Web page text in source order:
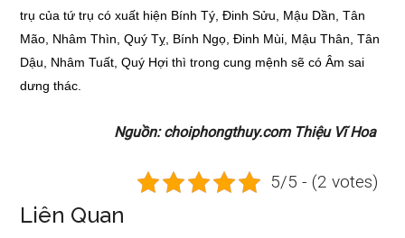
trụ của tứ trụ có xuất hiện Bính Tý, Đinh Sửu, Mậu Dần, Tân
Mão, Nhâm Thìn, Quý Tỵ, Bính Ngọ, Đinh Mùi, Mậu Thân, Tân
Dậu, Nhâm Tuất, Quý Hợi thì trong cung mệnh sẽ có Âm sai
dưng thác.
Nguồn: choiphongthuy.com Thiệu Vĩ Hoa
5/5 - (2 votes)
Liên Quan